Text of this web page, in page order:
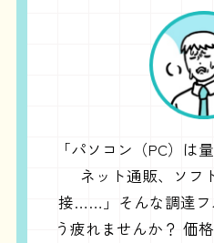
「パソコン（PC）は
ネット通販、ソフ
接……」そんな調達フ
う疲れませんか？ 価